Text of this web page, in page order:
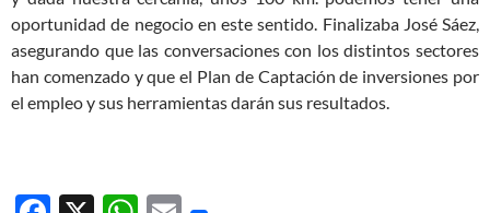
oportunidad de negocio en este sentido. Finalizaba José Sáez,
asegurando que las conversaciones con los distintos sectores
han comenzado y que el Plan de Captación de inversiones por
el empleo y sus herramientas darán sus resultados.